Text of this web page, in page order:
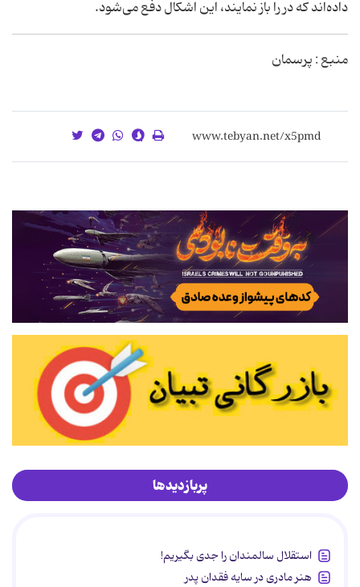
داده‌اند كه در را باز نمايند، اين اشكال دفع مى‌شود.
منبع : پرسمان
پربازدیدها
استقلال سالمندان را جدی بگیریم!
هنر مادری در سایه‌ فقدان پدر